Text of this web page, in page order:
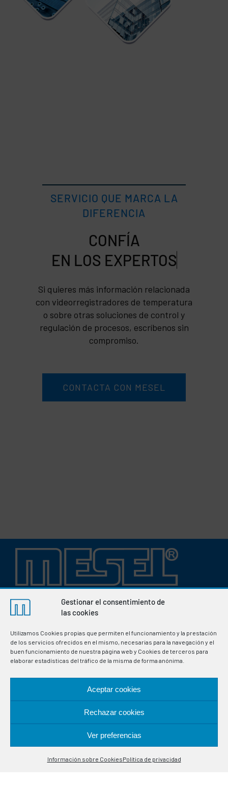
Gestionar el consentimiento de
las cookies
Utilizamos Cookies propias que permiten el funcionamiento y la prestación
de los servicios ofrecidos en el mismo, necesarias para la navegación y el
buen funcionamiento de nuestra página web y Cookies de terceros para
elaborar estadísticas del tráfico de la misma de forma anónima.
Aceptar cookies
Rechazar cookies
Ver preferencias
Información sobre CookiesPolítica de privacidad
SERVICIO QUE MARCA LA
DIFERENCIA
CONFÍA
Si quieres más información relacionada
con videorregistradores de temperatura
o sobre otras soluciones de control y
regulación de procesos, escríbenos sin
compromiso.
CONTACTA CON MESEL
Fabricación de termostatos e instrumentación electrónica
industriales. Especialistas en sondas de control de
temperatura.
UBICACIÓN
08020 Barcelona
CONTACTO Contáctanos